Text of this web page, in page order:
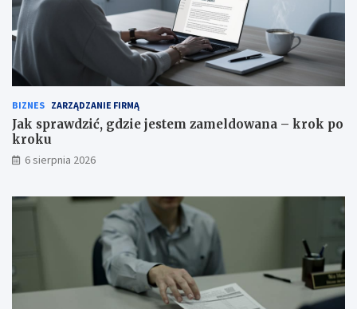
BIZNES ZARZĄDZANIE FIRMĄ
Jak sprawdzić, gdzie jestem zameldowana – krok po
kroku
6 sierpnia 2026